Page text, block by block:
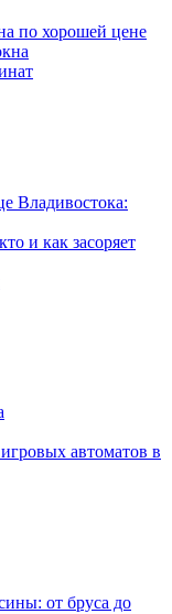
по хорошей цене
Владивостока:
и как засоряет
автоматов в
от бруса до